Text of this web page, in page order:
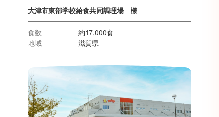
大津市東部学校給食共同調理場 様
食数
約17,000食
地域
滋賀県